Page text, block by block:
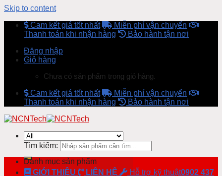
Skip to content
Cam kết giá tốt nhất
Miễn phí vận chuyển
Thanh toán khi nhận hàng
Bảo hành tận nơi
Đăng nhập
Giỏ hàng
Chưa có sản phẩm trong giỏ hàng.
Cam kết giá tốt nhất
Miễn phí vận chuyển
Thanh toán khi nhận hàng
Bảo hành tận nơi
Tìm kiếm:
GIỚI THIỆU LIÊN HỆ Hỗ trợ kỹ thuật0902 437
Danh mục sản phẩm